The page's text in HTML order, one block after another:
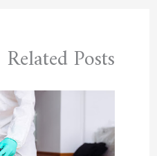
Related Posts